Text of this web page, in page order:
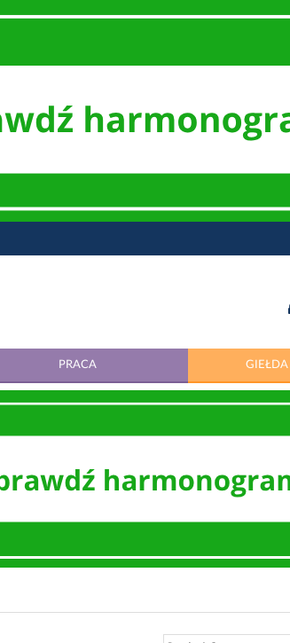
PRACA GIEŁDA